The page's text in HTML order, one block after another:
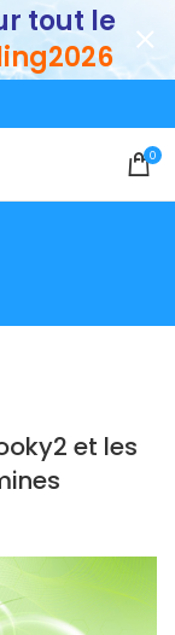
0
et les
tout le